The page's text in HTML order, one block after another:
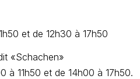
et de 12h30 à 17h50
«Schachen»
à 11h50 et de 14h00 à 17h50.